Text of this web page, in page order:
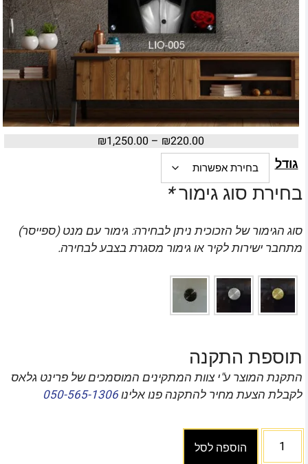
₪220.00
–
₪1,250.00
גודל
בחירת סוג גימור*
סוג הגימור של הזכוכית ניתן לבחירה: גימור עם מנט (ספייסר)
מתחבר ישירות לקיר או גימור מסגרת בצבע לבחירה.
תוספת התקנה
התקנת המוצר ע"י צוות המתקינים המוסמכים של פרינט גלאס
לקבלת הצעת מחיר להתקנה פנו אלינו050-565-1306
הוספה לסל